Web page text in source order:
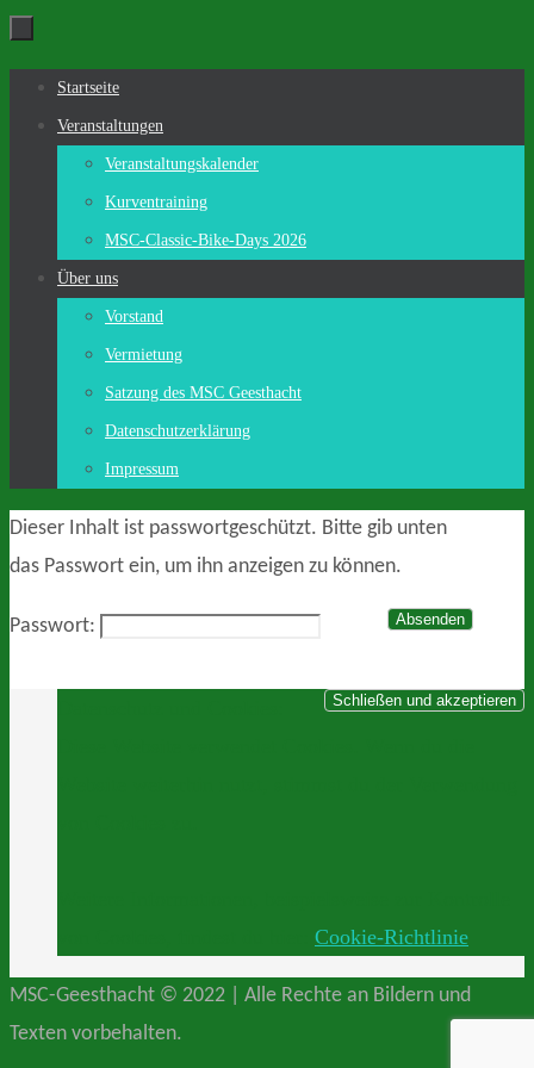
Inhalt
springen
Zum
Inhalt
Startseite
Veranstaltungen
Veranstaltungskalender
Kurventraining
MSC-Classic-Bike-Days 2026
Über uns
Vorstand
Vermietung
Satzung des MSC Geesthacht
Datenschutzerklärung
Impressum
Dieser Inhalt ist passwortgeschützt. Bitte gib unten
das Passwort ein, um ihn anzeigen zu können.
Passwort:
Cookie-Richtlinie
MSC-Geesthacht © 2022 | Alle Rechte an Bildern und
Texten vorbehalten.